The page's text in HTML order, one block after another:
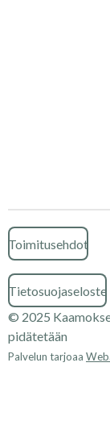
Toimitusehdot
Tietosuojaseloste
© 2025
pidätetään
Palvelun tarjoaa